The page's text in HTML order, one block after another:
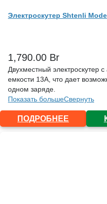
Электроскутер Shtenli
1,790.00 Br
Двухместный электроскутер
емкости 13А, что дает
одном заряде.
Показать большеСвернуть
ПОДРОБНЕЕ